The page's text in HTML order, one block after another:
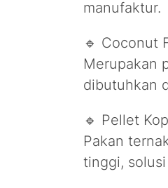
manufaktur.
🔹 Coconut
Merupakan
dibutuhkan
🔹 Pellet
Pakan
tinggi,